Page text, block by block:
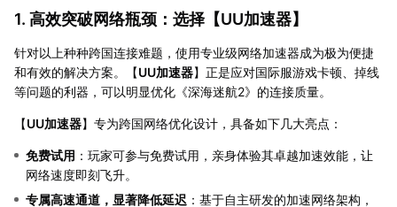
1. 高效突破网络瓶颈：选择【UU加速器】
针对以上种种跨国连接难题，使用专业级网络加速器成为极为便捷
和有效的解决方案。【UU加速器】正是应对国际服游戏卡顿、掉线
等问题的利器，可以明显优化《深海迷航2》的连接质量。
【UU加速器】专为跨国网络优化设计，具备如下几大亮点：
免费试用 ：玩家可参与免费试用，亲身体验其卓越加速效能，让
网络速度即刻飞升。
专属高速通道，显著降低延迟 ：基于自主研发的加速网络架构，